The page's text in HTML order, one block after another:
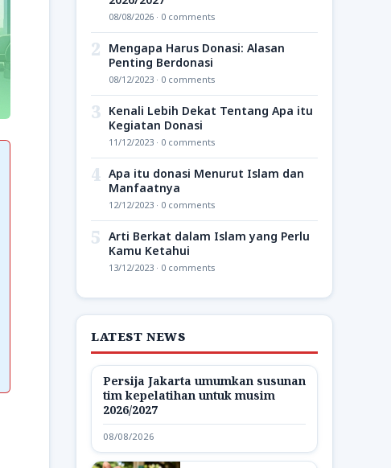
08/08/2026 · 0 comments
2
Mengapa Harus Donasi: Alasan
Penting Berdonasi
08/12/2023 · 0 comments
3 Kenali Lebih Dekat Tentang Apa itu
Kegiatan Donasi
11/12/2023 · 0 comments
4 Apa itu donasi Menurut Islam dan
Manfaatnya
12/12/2023 · 0 comments
5 Arti Berkat dalam Islam yang Perlu
Kamu Ketahui
13/12/2023 · 0 comments
LATEST NEWS
Persija Jakarta umumkan susunan
tim kepelatihan untuk musim
2026/2027
08/08/2026